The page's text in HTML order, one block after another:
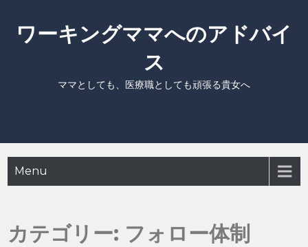
content
ワーキングママへのアドバイ
ス
ママとしても、医療職としても頑張る貴女へ
Menu
カテゴリー: フォロー体制